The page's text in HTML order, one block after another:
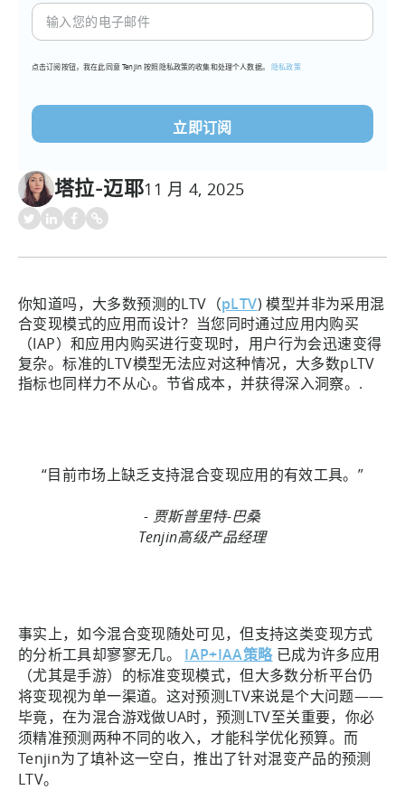
输
入
的
子
邮
(必
须填
写）
点击订阅按钮，我在此同意 Tenjin 按照隐私政策的收集和处理个人数据。隐私政策
塔拉-迈耶11 月 4, 2025
你知道吗，大多数预测的LTV（pLTV) 模型并非为采用混
合变现模式的应用而设计？当您同时通过应用内购买
（IAP）和应用内购买进行变现时，用户行为会迅速变得
复杂。标准的LTV模型无法应对这种情况，大多数pLTV
指标也同样力不从心。节省成本，并获得深入洞察。.
“目前市场上缺乏支持混合变现应用的有效工具。”
- 贾斯普里特-巴桑
Tenjin高级产品经理
事实上，如今混合变现随处可见，但支持这类变现方式
的分析工具却寥寥无几。 IAP+IAA策略已成为许多应用
（尤其是手游）的标准变现模式，但大多数分析平台仍
将变现视为单一渠道。这对预测LTV来说是个大问题——
毕竟，在为混合游戏做UA时，预测LTV至关重要，你必
须精准预测两种不同的收入，才能科学优化预算。而
Tenjin为了填补这一空白，推出了针对混变产品的预测
LTV。